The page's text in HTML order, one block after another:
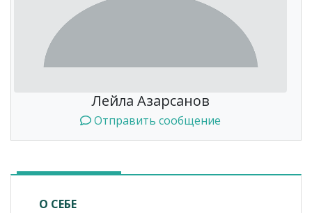
Лейла Азарсанов
Отправить сообщение
О СЕБЕ